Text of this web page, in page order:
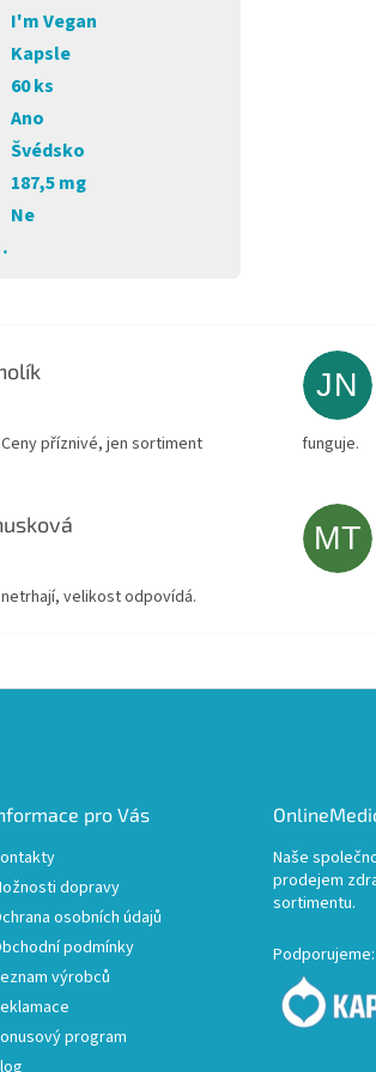
I'm Vegan
Kapsle
60 ks
Ano
Švédsko
187,5 mg
Ne
je 4 z 5 hvězdiček.
příznivé, jen sortiment
JN
funguje.
je 5 z 5 hvězdiček.
velikost odpovídá.
MT
pro Vás
dopravy
osobních údajů
podmínky
výrobců
program
Naše
prodejem
sortimentu.
Podporujeme: